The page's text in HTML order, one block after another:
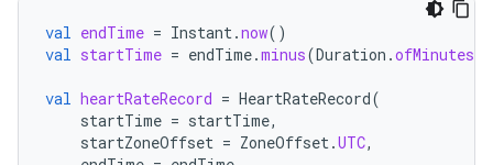
val endTime = Instant.now()
val startTime = endTime.minus(Duration .ofMinutes
val heartRateRecord = HeartRateRecord(
startTime = startTime,
startZoneOffset = ZoneOffset.UTC,